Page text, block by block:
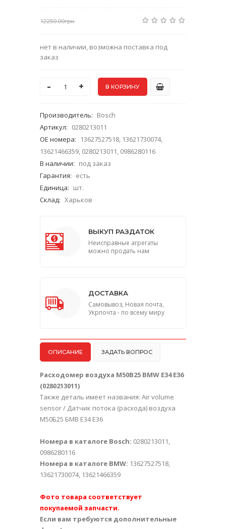
12250.00грн.
нет в наличии, возможна поставка под
заказ
- +
Производитель: Bosch
Артикул: 0280213011
ОЕ номера:
13627527518, 13621730074,
13621466359, 0280213011, 0986280116
В наличии: под заказ
Гарантия: есть
Единица: шт.
Склад: Харьков
ВЫКУП РАЗДАТОК
Неисправные агрегаты
можно продать нам
ДОСТАВКА
Самовывоз, Новая почта,
Укрпочта - по всему миру
ОПИСАНИЕ ЗАДАТЬ ВОПРОС
Расходомер воздуха M50B25 BMW E34 E36
(0280213011)
Также деталь имеет названия: Air volume
sensor / Датчик потока (расхода) воздуха
М50Б25 БМВ Е34 Е36
Номера в каталоге Bosch: 0280213011,
0986280116
Номера в каталоге BMW: 13627527518,
13621730074, 13621466359
Фото товара соответствует
покупаемой запчасти.
Если вам требуются дополнительные